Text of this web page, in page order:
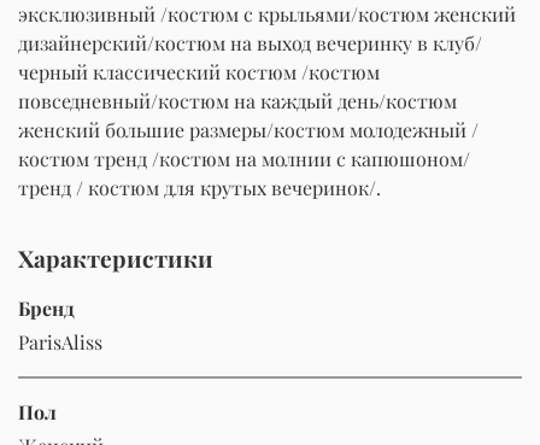
эксклюзивный /костюм с крыльями/костюм женский
дизайнерский/костюм на выход вечеринку в клуб/
черный классический костюм /костюм
повседневный/костюм на каждый день/костюм
женский большие размеры/костюм молодежный /
костюм тренд /костюм на молнии с капюшоном/
тренд / костюм для крутых вечеринок/.
Характеристики
Бренд
ParisAliss
Пол